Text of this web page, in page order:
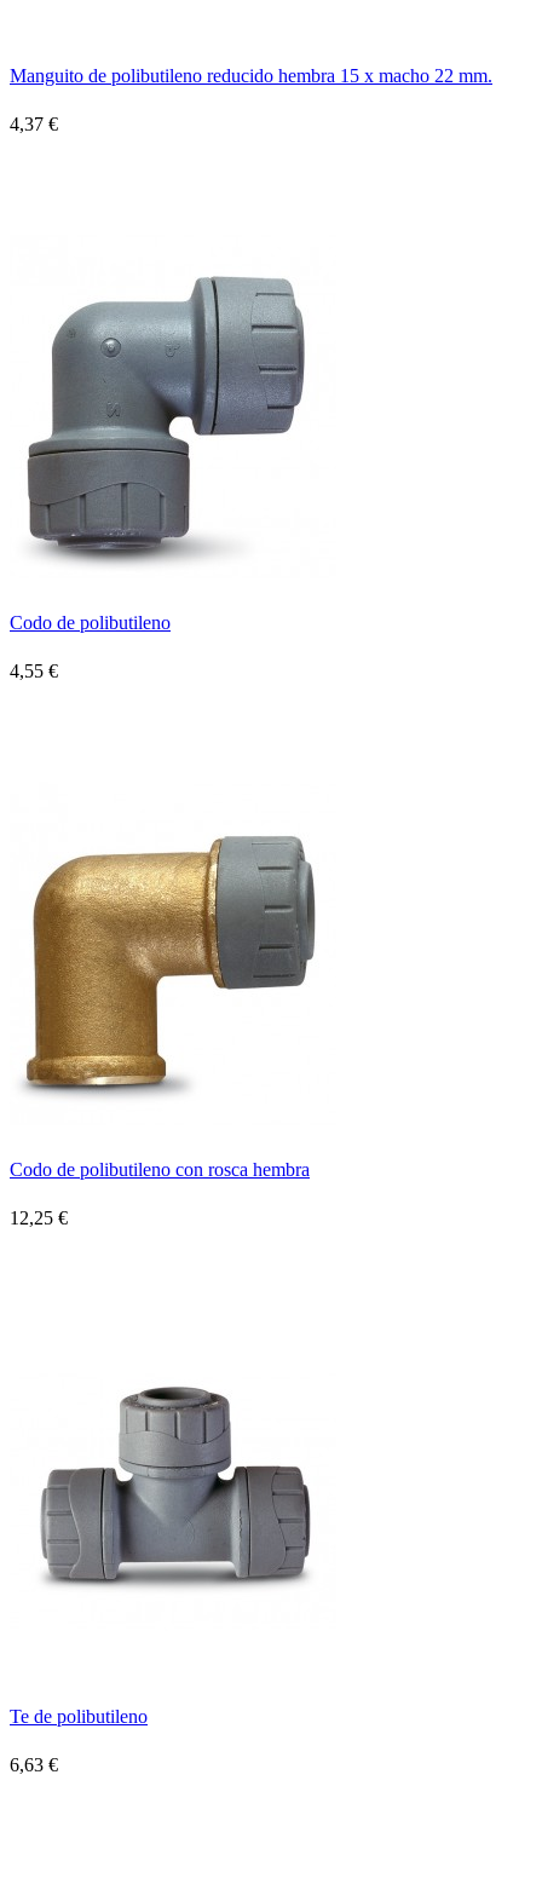
Manguito de polibutileno reducido hembra 15 x macho 22 mm.
4,37 €
Codo de polibutileno
4,55 €
Codo de polibutileno con rosca hembra
12,25 €
Te de polibutileno
6,63 €